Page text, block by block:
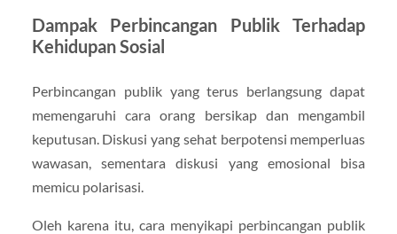
Dampak Perbincangan Publik Terhadap
Kehidupan Sosial
Perbincangan publik yang terus berlangsung dapat
memengaruhi cara orang bersikap dan mengambil
keputusan. Diskusi yang sehat berpotensi memperluas
wawasan, sementara diskusi yang emosional bisa
memicu polarisasi.
Oleh karena itu, cara menyikapi perbincangan publik